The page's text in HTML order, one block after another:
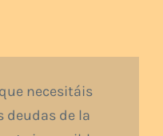
necesitáis
deudas de la